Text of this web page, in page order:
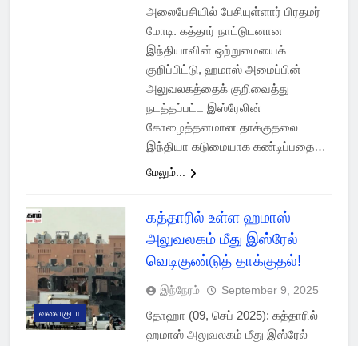
அலைபேசியில் பேசியுள்ளார் பிரதமர்
மோடி. கத்தார் நாட்டுடனான
இந்தியாவின் ஒற்றுமையைக்
குறிப்பிட்டு, ஹமாஸ் அமைப்பின்
அலுவலகத்தைக் குறிவைத்து
நடத்தப்பட்ட இஸ்ரேலின்
கோழைத்தனமான தாக்குதலை
இந்தியா கடுமையாக கண்டிப்பதை…
மேலும்...
வளைகுடா
கத்தாரில் உள்ள ஹமாஸ்
அலுவலகம் மீது இஸ்ரேல்
வெடிகுண்டுத் தாக்குதல்!
இந்நேரம் September 9, 2025
தோஹா (09, செப் 2025): கத்தாரில்
ஹமாஸ் அலுவலகம் மீது இஸ்ரேல்